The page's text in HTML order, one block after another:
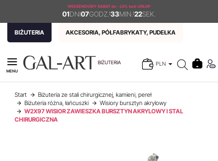
WEEKENDOWY RABAT do - 24% kod: URLOP
01DNI07GODZ.:33MIN.:21SEK.
BIŻUTERIA AKCESORIA, PÓŁFABRYKATY, PUDEŁKA
BIŻUTERIA PLN
MENU
Start
Biżuteria ze stali chirurgicznej, kamieni, pereł
Biżuteria różna, łańcuszki
Wisiory bursztyn akrylowy
W2X97 WISIOR ZAWIESZKA BURSZTYN AKRYLOWY I STAL
CHIRURGICZNA